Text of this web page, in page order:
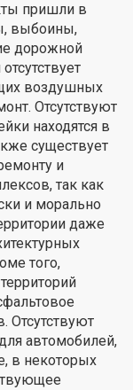
пришли в
выбоины,
дорожной
воздушных
Отсутствуют
находятся в
существует
и
так как
и морально
даже
того,
Отсутствуют
автомобилей,
в некоторых